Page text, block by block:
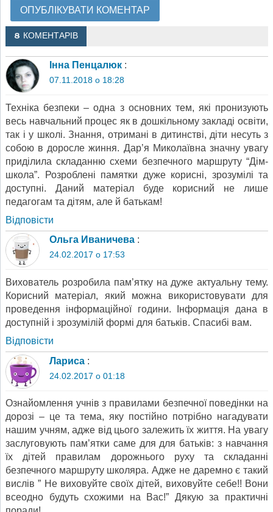
8 КОМЕНТАРІВ
Інна Пенцалюк :
07.11.2018 о 18:28
Техніка безпеки – одна з основних тем, які пронизують
весь навчальний процес як в дошкільному закладі освіти,
так і у школі. Знання, отримані в дитинстві, діти несуть з
собою в доросле жиння. Дар’я Миколаївна значну увагу
приділила складанню схеми безпечного маршруту “Дім-
школа”. Розроблені памятки дуже корисні, зрозумілі та
доступні. Даний матеріал буде корисний не лише
педагогам та дітям, але й батькам!
Відповіcти
Ольга Иваничева :
24.02.2017 о 17:53
Вихователь розробила пам’ятку на дуже актуальну тему.
Корисний матеріал, який можна використовувати для
проведення інформаційної години. Інформація дана в
доступній і зрозумілій формі для батьків. Спасибі вам.
Відповіcти
Лариса :
24.02.2017 о 01:18
Ознайомлення учнів з правилами безпечної поведінки на
дорозі – це та тема, яку постійно потрібно нагадувати
нашим учням, адже від цього залежить їх життя. На увагу
заслуговують пам’ятки саме для для батьків: з навчання
їх дітей правилам дорожнього руху та складанні
безпечного маршруту школяра. Адже не даремно є такий
вислів ” Не виховуйте своїх дітей, виховуйте себе!! Вони
всеодно будуть схожими на Вас!” Дякую за практичні